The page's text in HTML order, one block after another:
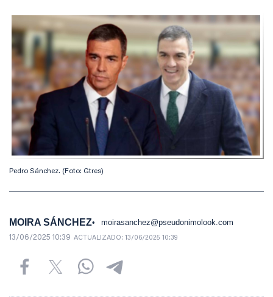
Pedro Sánchez. (Foto: Gtres)
MOIRA SÁNCHEZ moirasanchez@pseudonimolook.com
13/06/2025 10:39 ACTUALIZADO: 13/06/2025 10:39